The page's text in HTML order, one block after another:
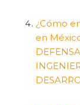
¿Cómo
en